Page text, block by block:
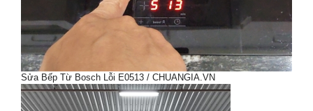
Sửa Bếp Từ Bosch Lỗi E0513 / CHUANGIA.VN